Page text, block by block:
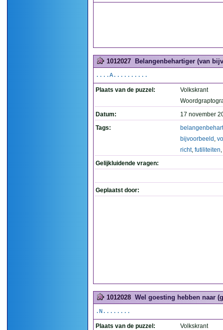
1012027 Belangenbehartiger (van
....A..........
Plaats van de puzzel:
Volkskrant
Datum:
17 november
Tags:
bijvoorbeeld ,
richt, futiliteiten,
Gelijkluidende vragen:
Geplaatst door:
1012028 Wel goesting hebben naar
.N........
Plaats van de puzzel:
Volkskrant